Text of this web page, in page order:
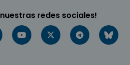
redes sociales!